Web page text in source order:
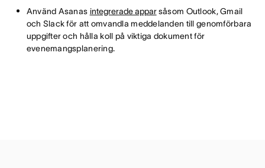
Använd Asanas integrerade apparsåsom Outlook, Gmail
och Slack för att omvandla meddelanden till genomförbara
uppgifter och hålla koll på viktiga dokument för
evenemangsplanering.